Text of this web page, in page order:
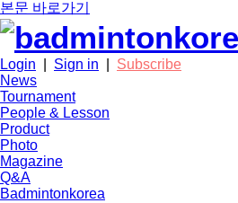
본문 바로가기
Login Sign in
Subscribe
News
Tournament
People & Lesson
Product
Photo
Magazine
Q&A
Badmintonkorea